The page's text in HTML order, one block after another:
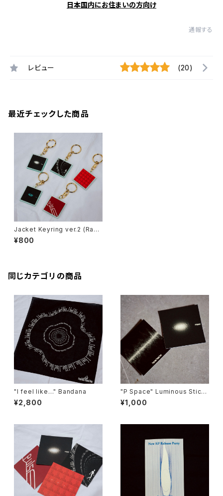
日本国内にお住まいの方向け
通報する
レビュー (20)
最近チェックした商品
Jacket Keyring ver.2 (Rand
om)
¥800
同じカテゴリの商品
"I feel like…" Bandana
¥2,800
"P Space" Luminous Stick
er Set
¥1,000